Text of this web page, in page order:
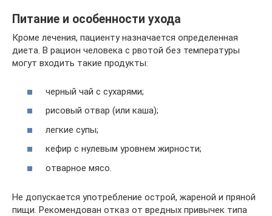
Питание и особенности ухода
Кроме лечения, пациенту назначается определенная
диета. В рацион человека с рвотой без температуры
могут входить такие продукты:
черный чай с сухарями;
рисовый отвар (или каша);
легкие супы;
кефир с нулевым уровнем жирности;
отварное мясо.
Не допускается употребление острой, жареной и пряной
пищи. Рекомендован отказ от вредных привычек типа